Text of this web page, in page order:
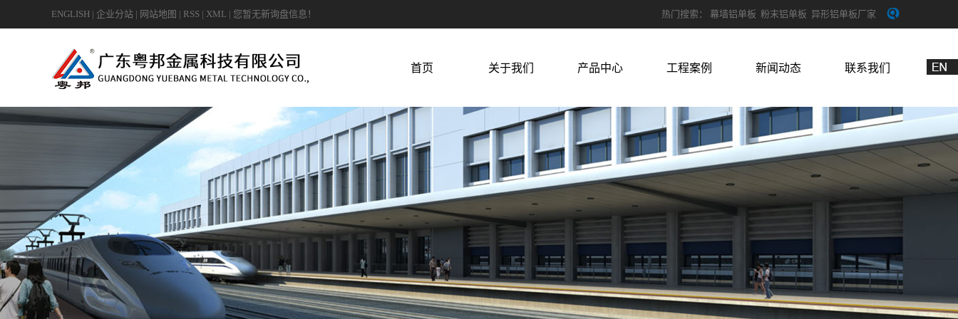
ENGLISH | 企业分站 | 网站地图 | RSS | XML | 您暂无新询盘信息！ 热门搜索： 幕墙铝单板 粉末铝单板 异形铝单板厂家
首页 关于我们 产品中心 工程案例 新闻动态 联系我们